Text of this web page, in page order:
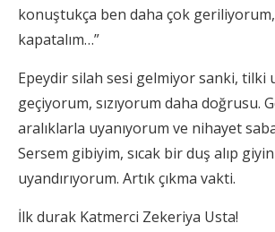
konuştukça ben daha çok
kapatalım…”
Epeydir silah sesi gelmiyor sanki, tilki
geçiyorum, sızıyorum daha doğrusu.
aralıklarla uyanıyorum ve nihayet
Sersem gibiyim, sıcak bir duş alıp
uyandırıyorum. Artık çıkma vakti.
İlk durak Katmerci Zekeriya Usta!